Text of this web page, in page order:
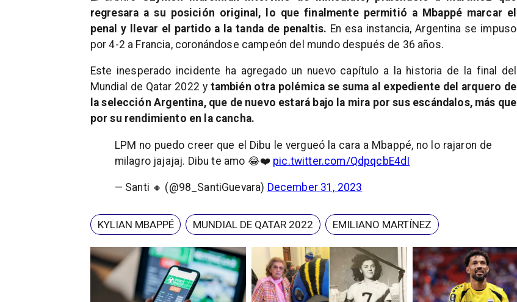
regresara a su posición original, lo que finalmente permitió a Mbappé marcar el
penal y llevar el partido a la tanda de penaltis. En esa instancia, Argentina se impuso
por 4-2 a Francia, coronándose campeón del mundo después de 36 años.
Este inesperado incidente ha agregado un nuevo capítulo a la historia de la final del
Mundial de Qatar 2022 y también otra polémica se suma al expediente del arquero de
la selección Argentina, que de nuevo estará bajo la mira por sus escándalos, más que
por su rendimiento en la cancha.
LPM no puedo creer que el Dibu le vergueó la cara a Mbappé, no lo rajaron de
milagro jajajaj. Dibu te amo 😂❤️ pic.twitter.com/QdpqcbE4dI
— Santi 🔸 (@98_SantiGuevara) December 31, 2023
KYLIAN MBAPPÉ MUNDIAL DE QATAR 2022 EMILIANO MARTÍNEZ